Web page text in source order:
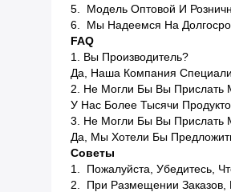
5. Модель Оптовой И
6. Мы Надеемся На
FAQ
1. Вы Производитель?
Да, Наша Компания
2. Не Могли Бы Вы Прислать
У Нас Более Тысячи
3. Не Могли Бы Вы Прислать
Да, Мы Хотели Бы
Советы
1. Пожалуйста, Убедитесь,
2. При Размещении Заказов,